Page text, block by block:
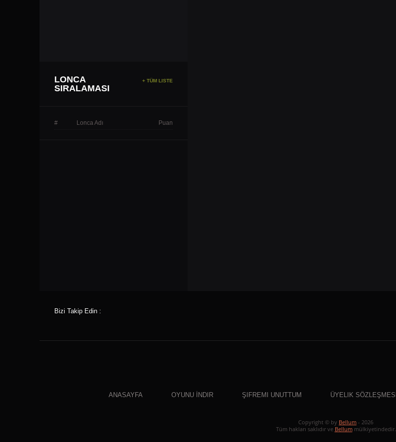
+ TÜM LISTE
LONCA
SIRALAMASI
# Lonca Adı Puan
Bizi Takip Edin :
ANASAYFA OYUNU İNDIR ŞIFREMI UNUTTUM ÜYELIK SÖZLEŞMESI
Copyright © by Bellum - 2026
Tüm hakları saklıdır ve Bellummülkiyetindedir.